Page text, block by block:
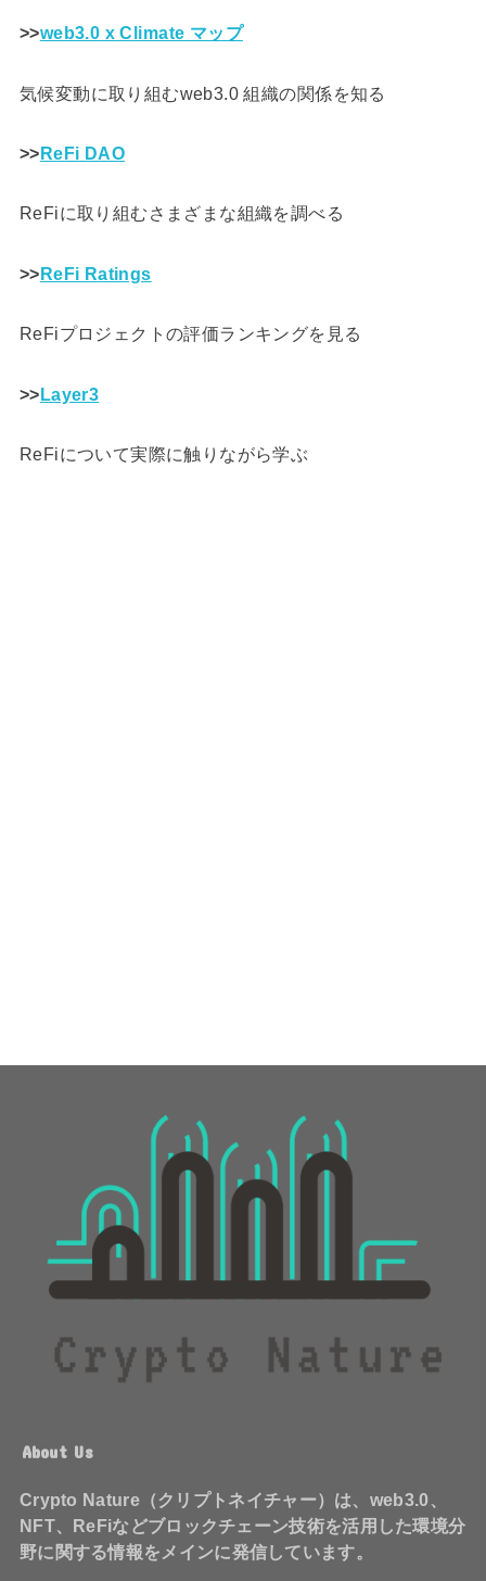
>>web3.0 x Climate マップ
気候変動に取り組むweb3.0 組織の関係を知る
>>ReFi DAO
ReFiに取り組むさまざまな組織を調べる
>>ReFi Ratings
ReFiプロジェクトの評価ランキングを見る
>>Layer3
ReFiについて実際に触りながら学ぶ
About Us
Crypto Nature（クリプトネイチャー）は、web3.0、
NFT、ReFiなどブロックチェーン技術を活用した環境分
野に関する情報をメインに発信しています。